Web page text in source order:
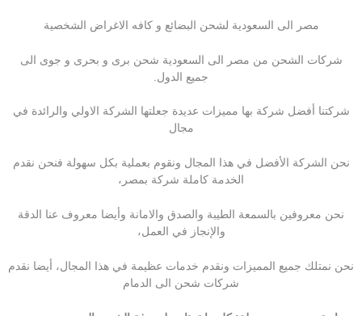
مصر الى السعودية لشحن البضائع و كافه الاغراض الشخصية
شركات الشحن من مصر الى السعودية شحن برى و بحرى و جوى الى
جميع الدول.
شركتنا أفضل شركة بها مميزات عديدة جعلتها الشركة الاولي والرائدة في
مجال
نحن الشركة الأفضل في هذا المجال ونقوم بعملية بكل سهولة فنحن نقدم
الخدمة كاملة شركة بمصر،
نحن معروفين بالسمعة الطيبة والصدق والامانة وأيضا معروف عنا الدقة
والإنجاز في العمل،
نحن نمتلك جميع المميزات ونقدم خدمات عظيمة في هذا المجال، أيضا نقدم
شركات شحن الى الدمام